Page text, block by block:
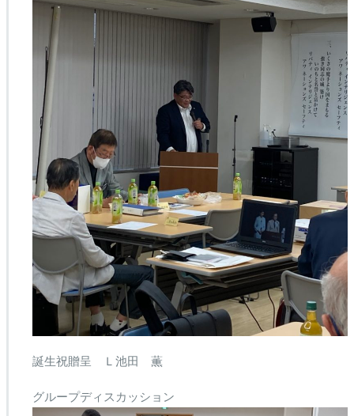
誕生祝贈呈 Ｌ池田 薫
グループディスカッション